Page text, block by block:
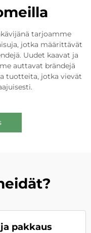
tarjoamme
jotka määrittävät
Uudet kaavat ja
auttavat brändejä
tuotteita, jotka vievät
pakkaus